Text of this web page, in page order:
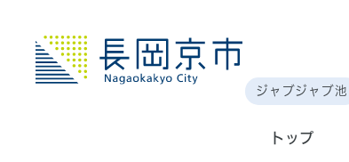
ジャブジャブ池
トップ